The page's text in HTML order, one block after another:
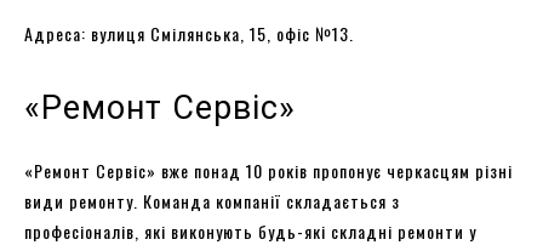
Адреса: вулиця Смілянська, 15, офіс №13.
«Ремонт Сервіс»
«Ремонт Сервіс» вже понад 10 років пропонує черкасцям різні
види ремонту. Команда компанії складається з
професіоналів, які виконують будь-які складні ремонти у